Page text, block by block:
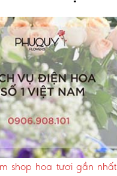
shop hoa tươi gần